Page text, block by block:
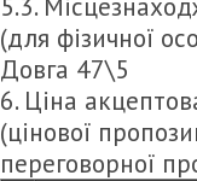
(для фізичної
Довга 47\5
6. Ціна
(цінової
переговорної